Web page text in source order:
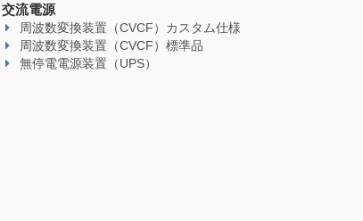
交流電源
周波数変換装置（CVCF）カスタム仕様
周波数変換装置（CVCF）標準品
無停電電源装置（UPS）